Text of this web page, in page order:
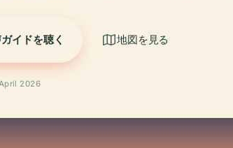
イドを聴く 地図を見る
2026